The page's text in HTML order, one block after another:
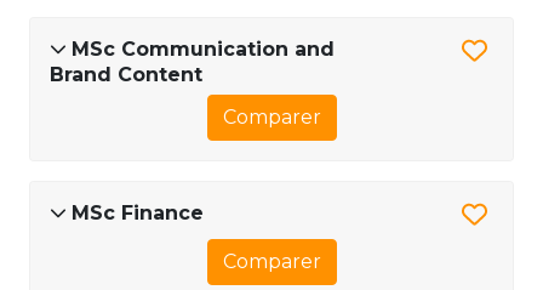
MSc Communication and
Brand Content
Comparer
MSc Finance
Comparer